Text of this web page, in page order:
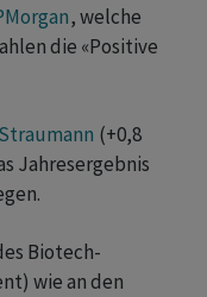
, welche
die «Positive
Straumann (+0,8
Jahresergebnis
Biotech-
wie an den